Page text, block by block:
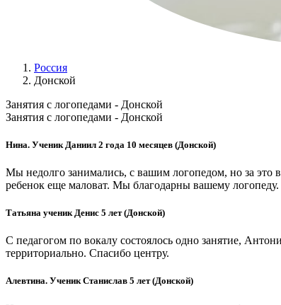
Россия
Донской
Занятия с логопедами - Донской
Занятия с логопедами - Донской
Нина. Ученик Даниил 2 года 10 месяцев (Донской)
Мы недолго занимались, с вашим логопедом, но за это
ребенок еще маловат. Мы благодарны вашему логопеду.
Татьяна ученик Денис 5 лет (Донской)
С педагогом по вокалу состоялось одно занятие,
территориально. Спасибо центру.
Алевтина. Ученик Станислав 5 лет (Донской)